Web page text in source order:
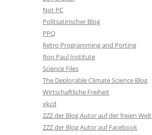
Not PC
Politsatirischer Blog
PPQ
Retro Programming and Porting
Ron Paul Institute
Science Files
The Deplorable Climate Science Blog
Wirtschaftliche Freiheit
xkcd
ZZZ der Blog Autor auf der freien Welt
ZZZ der Blog Autor auf Facebook